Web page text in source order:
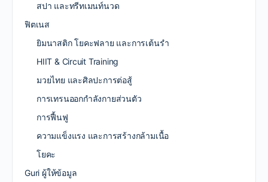
สปา และทรีทเมนท์นวด
ฟิตเนส
ยิมนาสติก โยคะฟลาย และการเต้นรำ
HIIT & Circuit Training
มวยไทย และศิลปะการต่อสู้
การเทรนออกกำลังกายส่วนตัว
การฟื้นฟู
ความแข็งแรง และการสร้างกล้ามเนื้อ
โยคะ
Guri ผู้ให้ข้อมูล